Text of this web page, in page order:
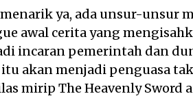
ya, ada unsur-unsur
awal cerita yang
incaran pemerintah dan
akan menjadi penguasa
mirip The Heavenly Sword